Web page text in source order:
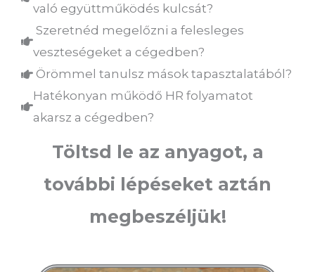
való együttműködés kulcsát?
Szeretnéd megelőzni a felesleges
veszteségeket a cégedben?
Örömmel tanulsz mások tapasztalatából?
Hatékonyan működő HR folyamatot
akarsz a cégedben?
Töltsd le az anyagot, a
további lépéseket aztán
megbeszéljük!